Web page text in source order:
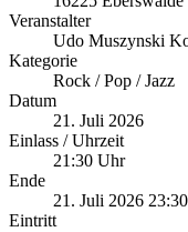
Veranstalter
Udo Muszynski
Kategorie
Rock / Pop / Jazz
Datum
21. Juli 2026
Einlass / Uhrzeit
21:30 Uhr
Ende
21. Juli 2026
Eintritt